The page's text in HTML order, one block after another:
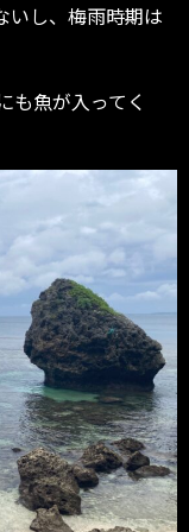
いし、梅雨時期は
魚が入ってく